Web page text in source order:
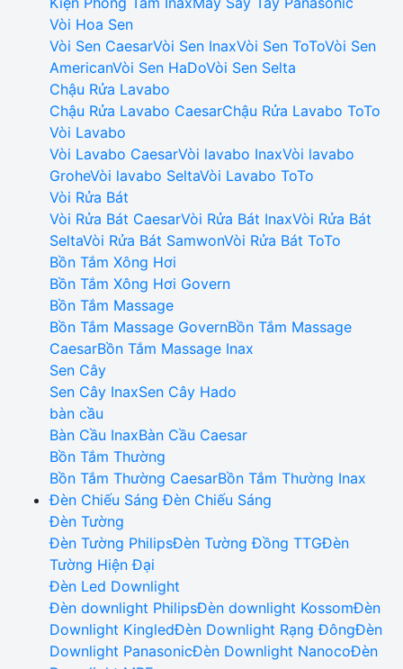
Vòi Hoa Sen
Vòi Sen CaesarVòi Sen InaxVòi Sen ToToVòi Sen
AmericanVòi Sen HaDoVòi Sen Selta
Chậu Rửa Lavabo
Chậu Rửa Lavabo CaesarChậu Rửa Lavabo ToTo
Vòi Lavabo
Vòi Lavabo CaesarVòi lavabo InaxVòi lavabo
GroheVòi lavabo SeltaVòi Lavabo ToTo
Vòi Rửa Bát
Vòi Rửa Bát CaesarVòi Rửa Bát InaxVòi Rửa Bát
SeltaVòi Rửa Bát SamwonVòi Rửa Bát ToTo
Bồn Tắm Xông Hơi
Bồn Tắm Xông Hơi Govern
Bồn Tắm Massage
Bồn Tắm Massage GovernBồn Tắm Massage
CaesarBồn Tắm Massage Inax
Sen Cây
Sen Cây InaxSen Cây Hado
bàn cầu
Bàn Cầu InaxBàn Cầu Caesar
Bồn Tắm Thường
Bồn Tắm Thường CaesarBồn Tắm Thường Inax
Đèn Chiếu Sáng Đèn Chiếu Sáng
Đèn Tường
Đèn Tường PhilipsĐèn Tường Đồng TTGĐèn
Tường Hiện Đại
Đèn Led Downlight
Đèn downlight PhilipsĐèn downlight KossomĐèn
Downlight KingledĐèn Downlight Rạng ĐôngĐèn
Downlight PanasonicĐèn Downlight NanocoĐèn